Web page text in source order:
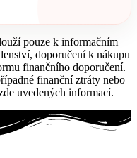
pouze k informačním
doporučení k nákupu
finančního doporučení.
finanční ztráty nebo
uvedených informací.